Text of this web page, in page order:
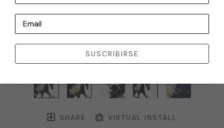
SHARE VIRTUAL INSTALL
Email
SUSCRIBIRSE